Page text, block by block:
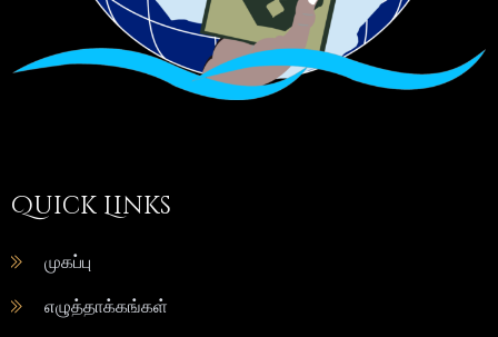
Quick Links
முகப்பு
எழுத்தாக்கங்கள்